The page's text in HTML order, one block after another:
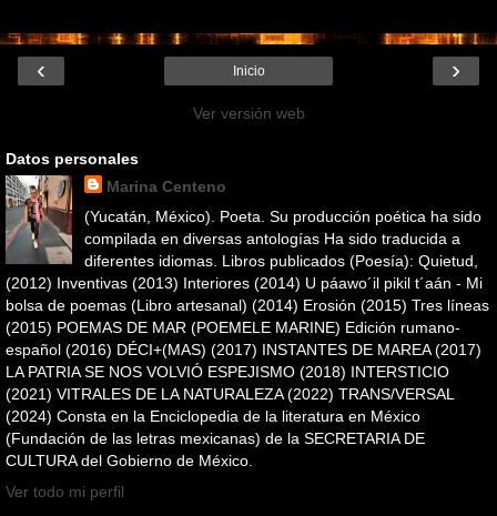
‹ ›
Inicio
Ver versión web
Datos personales
Marina Centeno
(Yucatán, México). Poeta. Su producción poética ha sido
compilada en diversas antologías Ha sido traducida a
diferentes idiomas. Libros publicados (Poesía): Quietud,
(2012) Inventivas (2013) Interiores (2014) U páawo´il pikil t´aán - Mi
bolsa de poemas (Libro artesanal) (2014) Erosión (2015) Tres líneas
(2015) POEMAS DE MAR (POEMELE MARINE) Edición rumano-
español (2016) DÉCI+(MAS) (2017) INSTANTES DE MAREA (2017)
LA PATRIA SE NOS VOLVIÓ ESPEJISMO (2018) INTERSTICIO
(2021) VITRALES DE LA NATURALEZA (2022) TRANS/VERSAL
(2024) Consta en la Enciclopedia de la literatura en México
(Fundación de las letras mexicanas) de la SECRETARIA DE
CULTURA del Gobierno de México.
Ver todo mi perfil